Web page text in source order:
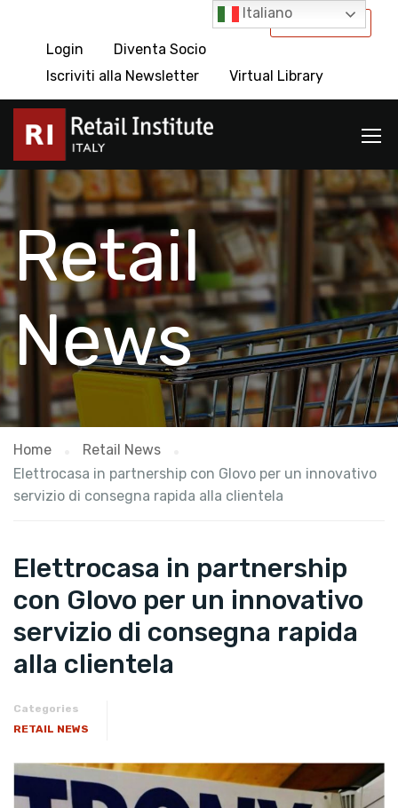
International
Login
Diventa Socio
Iscriviti alla Newsletter
Virtual Library
Retail
News
Home
Retail News
​Elettrocasa in partnership con Glovo per un innovativo
servizio di consegna rapida alla clientela
​Elettrocasa in partnership
con Glovo per un innovativo
servizio di consegna rapida
alla clientela
Categories
RETAIL NEWS
Italiano